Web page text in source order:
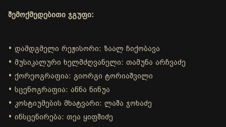
შემოქმედებითი ჯგუფი:
• დამდგმელი რეჟისორი: ზაალ ჩიქობავა
• მუსიკალური ხელმძღვანელი: თამუნა არჩვაძე
• ქორეოგრაფია: გიორგი ტორიაშვილი
• სცენოგრაფია: ანნა ნინუა
• კოსტიუმების მხატვარი: ლაშა ჯოხაძე
• ინსცენირება: თეა ყიფშიძე